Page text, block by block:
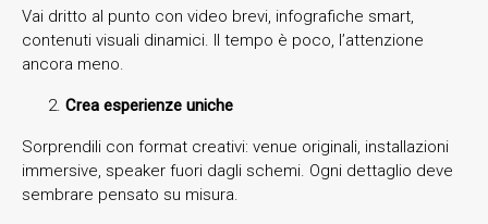
Vai dritto al punto con video brevi, infografiche smart,
contenuti visuali dinamici. Il tempo è poco, l’attenzione
ancora meno.
Crea esperienze uniche
Sorprendili con format creativi: venue originali, installazioni
immersive, speaker fuori dagli schemi. Ogni dettaglio deve
sembrare pensato su misura.